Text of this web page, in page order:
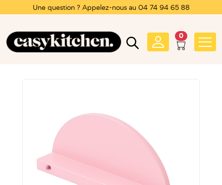
Une question ? Appelez-nous au 04 74 94 65 88
0